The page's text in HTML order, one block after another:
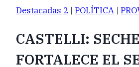
Destacadas 2 | POLÍTICA |
CASTELLI:
FORTALECE EL